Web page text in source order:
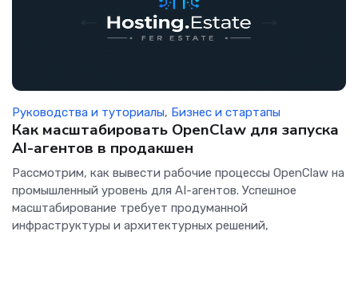
Руководства и туториалы, Бизнес и стартапы
Как масштабировать OpenClaw для запуска
AI-агентов в продакшен
Рассмотрим, как вывести рабочие процессы OpenClaw на
промышленный уровень для AI-агентов. Успешное
масштабирование требует продуманной
инфраструктуры и архитектурных решений,